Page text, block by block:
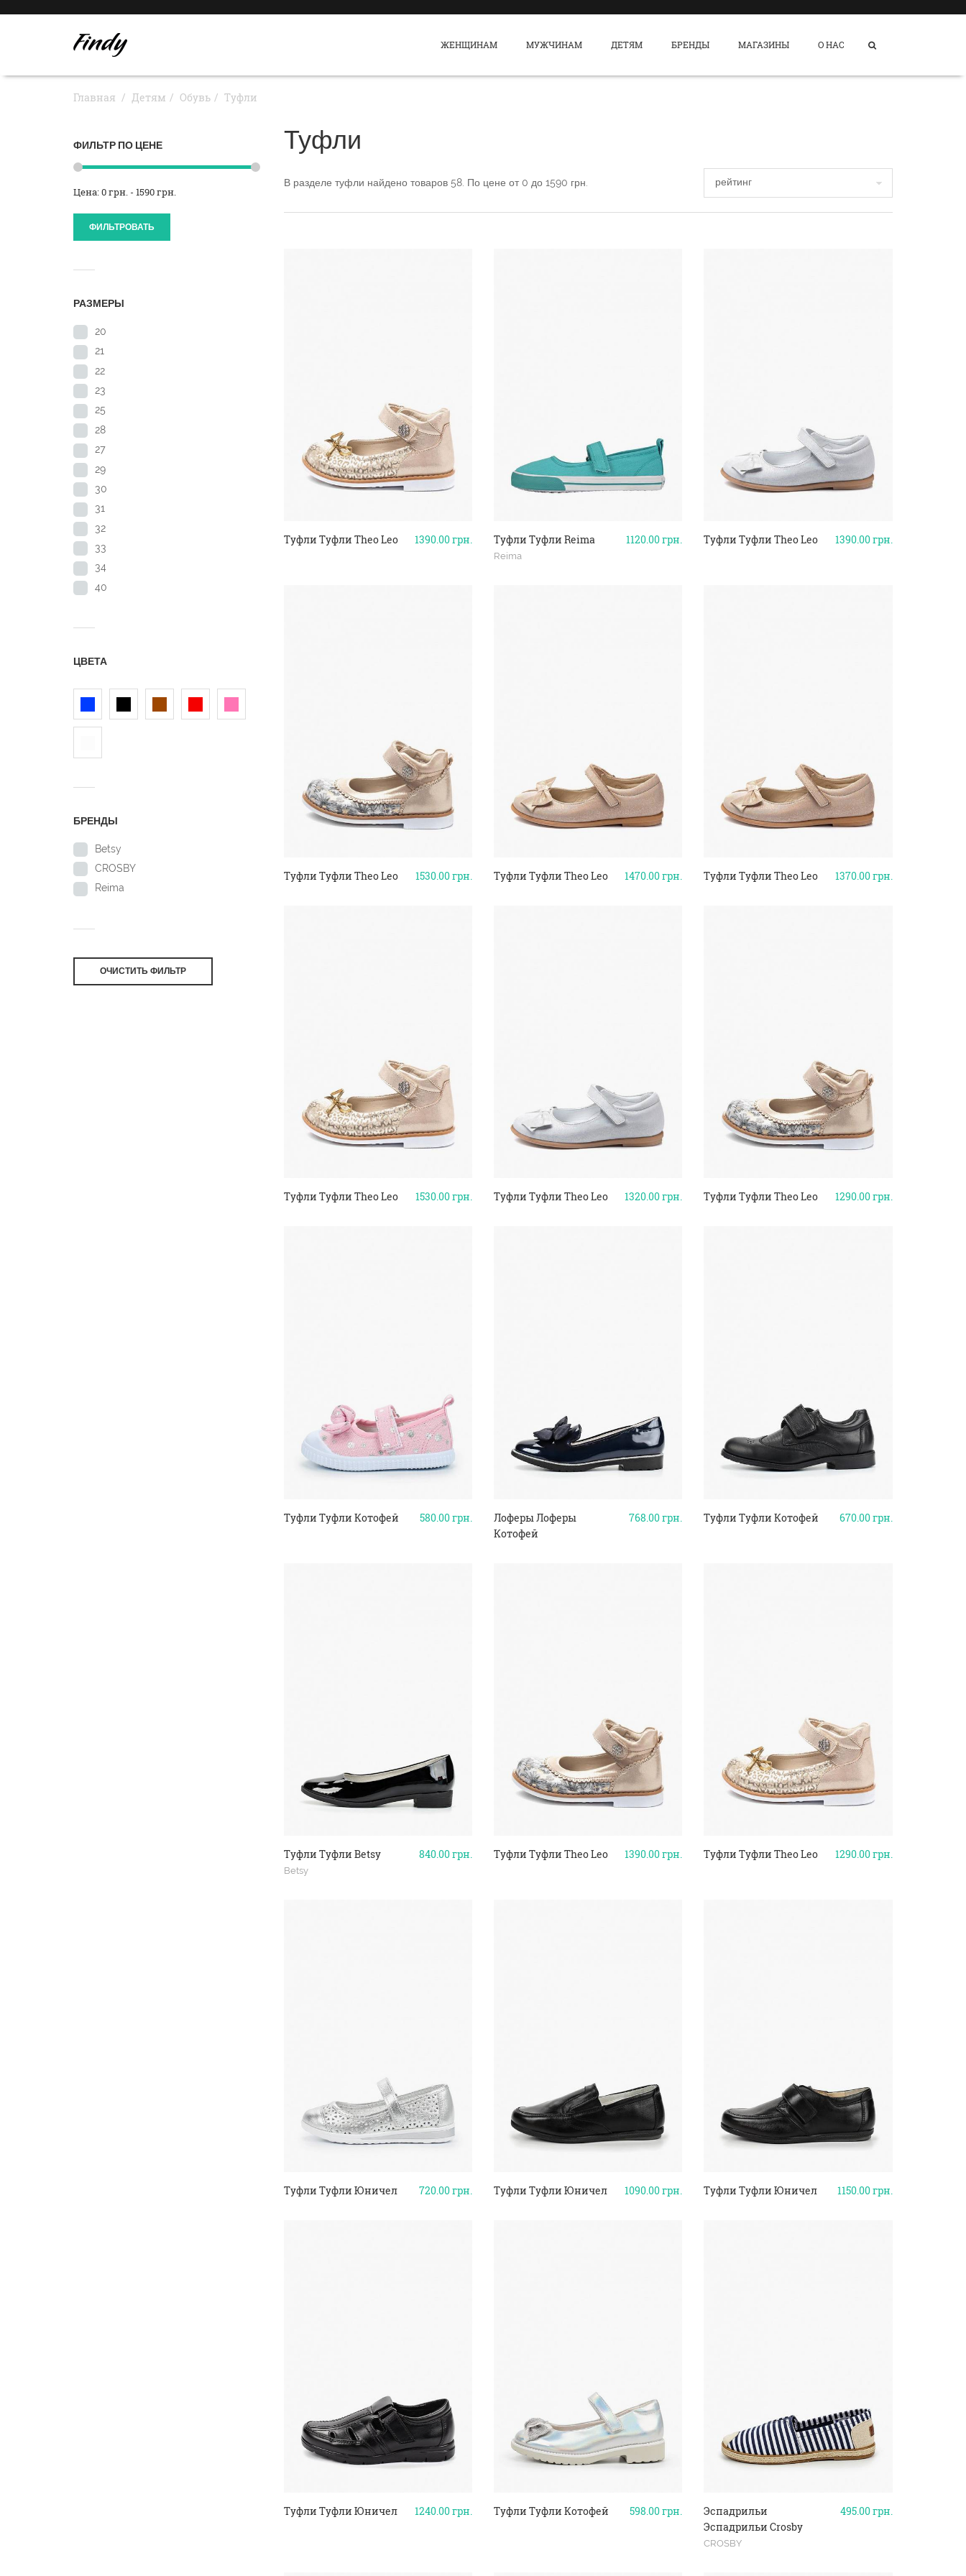
ЖЕНЩИНАМ МУЖЧИНАМ ДЕТЯМ БРЕНДЫ МАГАЗИНЫ О НАС
Главная Детям Обувь Туфли
ФИЛЬТР ПО ЦЕНЕ
Цена: 0 грн. - 1590 грн.
ФИЛЬТРОВАТЬ
РАЗМЕРЫ
20
21
22
23
25
28
27
29
30
31
32
33
34
40
ЦВЕТА
БРЕНДЫ
Betsy
CROSBY
Reima
ОЧИСТИТЬ ФИЛЬТР
Туфли
В разделе туфли найдено товаров 58. По цене от0 до 1590 грн.
1390.00грн.
Туфли Туфли Theo Leo 1120.00грн.
Туфли Туфли Reima
Reima
1390.00грн.
Туфли Туфли Theo Leo
1530.00грн.
Туфли Туфли Theo Leo 1470.00грн.
Туфли Туфли Theo Leo 1370.00грн.
Туфли Туфли Theo Leo
1530.00грн.
Туфли Туфли Theo Leo 1320.00грн.
Туфли Туфли Theo Leo 1290.00грн.
Туфли Туфли Theo Leo
580.00грн.
Туфли Туфли Котофей 768.00грн.
Лоферы Лоферы
Котофей
670.00грн.
Туфли Туфли Котофей
840.00грн.
Туфли Туфли Betsy
Betsy
1390.00грн.
Туфли Туфли Theo Leo 1290.00грн.
Туфли Туфли Theo Leo
720.00грн.
Туфли Туфли Юничел 1090.00грн.
Туфли Туфли Юничел 1150.00грн.
Туфли Туфли Юничел
1240.00грн.
Туфли Туфли Юничел 598.00грн.
Туфли Туфли Котофей 495.00грн.
Эспадрильи
Эспадрильи Crosby
CROSBY